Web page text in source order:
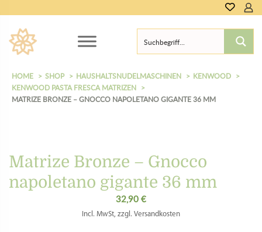
0,00
HOME SHOP HAUSHALTSNUDELMASCHINEN
KENWOOD
KENWOOD PASTA FRESCA MATRIZEN
MATRIZE BRONZE – GNOCCO NAPOLETANO GIGANTE 36 MM
Matrize Bronze – Gnocco
napoletano gigante 36 mm
32,90 €
Incl. MwSt, zzgl. Versandkosten